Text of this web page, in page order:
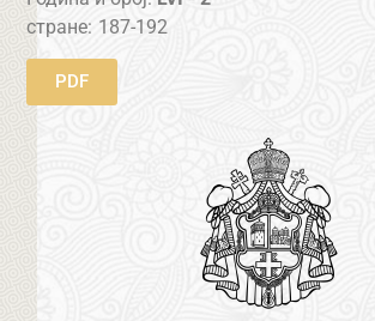
стране: 187-192
PDF